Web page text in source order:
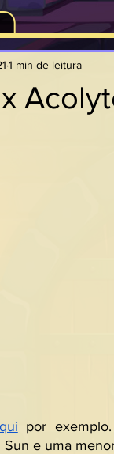
1 min de leitura
por
Sun e uma